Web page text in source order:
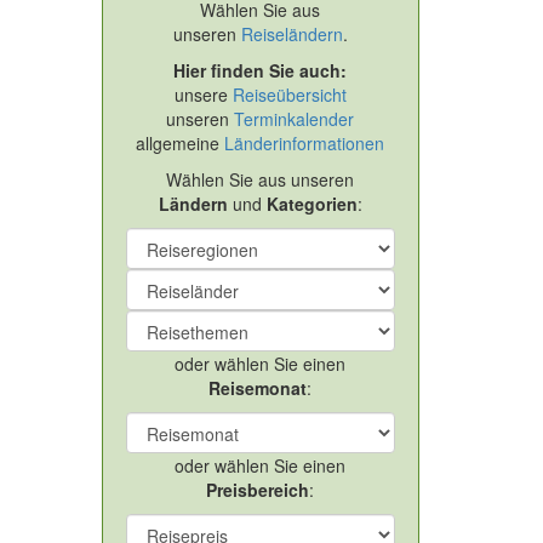
Wählen Sie aus
unseren Reiseländern.
Hier finden Sie auch:
unsere Reiseübersicht
unserenTerminkalender
allgemeine Länderinformationen
Wählen Sie aus unseren
Ländern und Kategorien:
oder wählen Sie einen
Reisemonat:
oder wählen Sie einen
Preisbereich: